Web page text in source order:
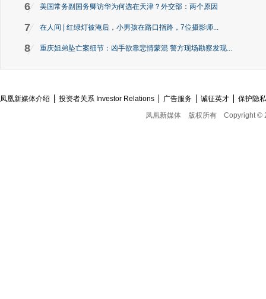
6 美国常务副国务卿访华为何选在天津？外交部：两个原因
7 在人间 | 红绿灯被淹后，小男孩在路口指路，7位摄影师...
8 重庆姐弟坠亡案细节：凶手欲靠悲情蒙混 警方现场勘察发现...
凤凰新媒体介绍 投资者关系 Investor Relations 广告服务 诚征英才
保护隐
凤凰新媒体
版权所有 Copyright ©